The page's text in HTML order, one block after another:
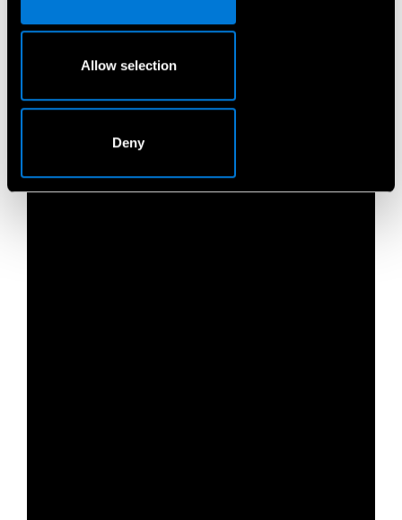
Allow selection
Deny